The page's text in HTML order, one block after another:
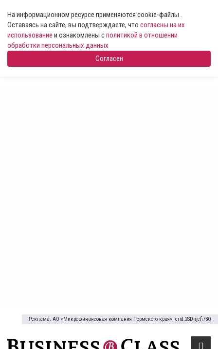
На информационном ресурсе применяются cookie-файлы .
Оставаясь на сайте, вы подтверждаете, что согласны на их
использование и ознакомлены сполитикой в отношении
обработки персональных данных
Согласен
Реклама: АО «Микрофинансовая компания Пермского края», erid:2SDnjcfi73Q